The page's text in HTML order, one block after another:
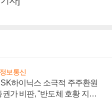
보통신
하이닉스 소극적 주주환원
권가 비판, "반도체 호황 지속